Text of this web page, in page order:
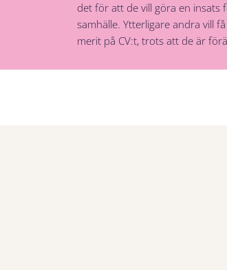
det för att de vill göra en insats
samhälle. Ytterligare andra vill
merit på CV:t, trots att de är